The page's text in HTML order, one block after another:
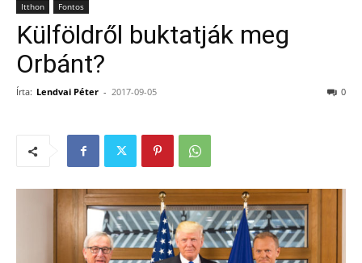
Itthon Fontos
Külföldről buktatják meg
Orbánt?
Írta: Lendvai Péter - 2017-09-05 0